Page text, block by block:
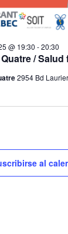
/
@ 19:30 -20:30
2954 Bd
al